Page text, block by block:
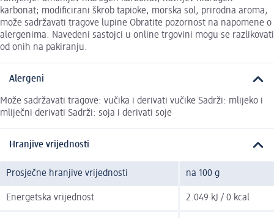
karbonat; modificirani škrob tapioke, morska sol, prirodna aroma,
može sadržavati tragove lupine Obratite pozornost na napomene o
alergenima. Navedeni sastojci u online trgovini mogu se razlikovati
od onih na pakiranju.
Alergeni
Može sadržavati tragove: vučika i derivati vučike Sadrži: mlijeko i
mliječni derivati Sadrži: soja i derivati soje
Hranjive vrijednosti
Prosječne hranjive vrijednosti na 100 g
Energetska vrijednost 2.049 kJ / 0 kcal